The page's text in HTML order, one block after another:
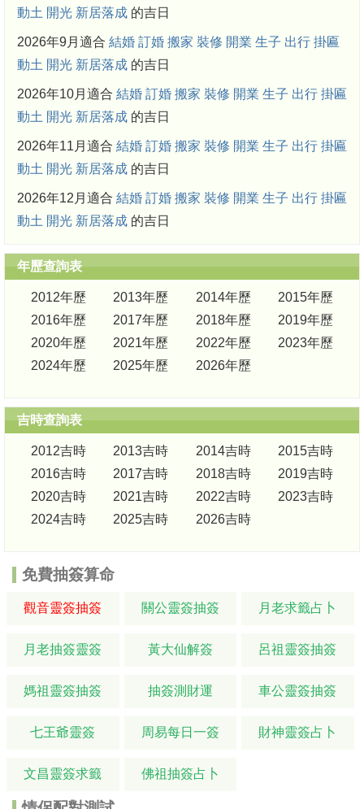
動土 開光 新居落成 的吉日
2026年9月適合 結婚 訂婚 搬家 裝修 開業 生子 出行 掛匾
動土 開光 新居落成 的吉日
2026年10月適合 結婚 訂婚 搬家 裝修 開業 生子 出行 掛匾
動土 開光 新居落成 的吉日
2026年11月適合 結婚 訂婚 搬家 裝修 開業 生子 出行 掛匾
動土 開光 新居落成 的吉日
2026年12月適合 結婚 訂婚 搬家 裝修 開業 生子 出行 掛匾
動土 開光 新居落成 的吉日
年歷查詢表
2012年歷 2013年歷 2014年歷
2015年歷
2016年歷
2017年歷 2018年歷
2019年歷
2020年歷
2021年歷 2022年歷
2023年歷
2024年歷
2025年歷 2026年歷
吉時查詢表
2012吉時 2013吉時 2014吉時
2015吉時
2016吉時
2017吉時 2018吉時
2019吉時
2020吉時
2021吉時 2022吉時
2023吉時
2024吉時
2025吉時 2026吉時
免費抽簽算命
觀音靈簽抽簽 關公靈簽抽簽 月老求籤占卜
月老抽簽靈簽 黃大仙解簽 呂祖靈簽抽簽
媽祖靈簽抽簽 抽簽測財運 車公靈簽抽簽
七王爺靈簽 周易每日一簽 財神靈簽占卜
文昌靈簽求籤 佛祖抽簽占卜